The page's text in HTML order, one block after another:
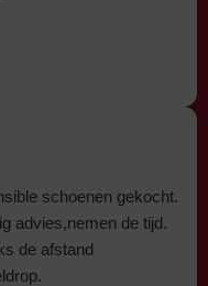
schoenen gekocht.
advies,nemen de tijd.
de afstand